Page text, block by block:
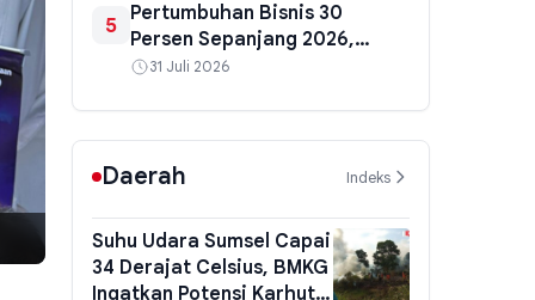
5
Pertumbuhan Bisnis 30
Persen Sepanjang 2026,
Pembiayaan Naik 34,6 Persen
31 Juli 2026
Daerah Indeks
Suhu Udara Sumsel Capai
34 Derajat Celsius, BMKG
Ingatkan Potensi Karhutla